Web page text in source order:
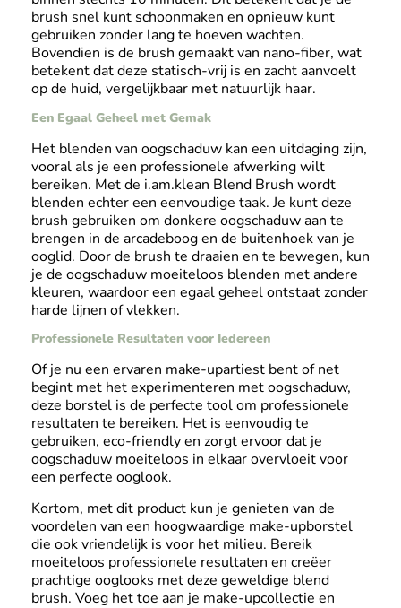
brush snel kunt schoonmaken en opnieuw kunt
gebruiken zonder lang te hoeven wachten.
Bovendien is de brush gemaakt van nano-fiber, wat
betekent dat deze statisch-vrij is en zacht aanvoelt
op de huid, vergelijkbaar met natuurlijk haar.
Een Egaal Geheel met Gemak
Het blenden van oogschaduw kan een uitdaging zijn,
vooral als je een professionele afwerking wilt
bereiken. Met de i.am.klean Blend Brush wordt
blenden echter een eenvoudige taak. Je kunt deze
brush gebruiken om donkere oogschaduw aan te
brengen in de arcadeboog en de buitenhoek van je
ooglid. Door de brush te draaien en te bewegen, kun
je de oogschaduw moeiteloos blenden met andere
kleuren, waardoor een egaal geheel ontstaat zonder
harde lijnen of vlekken.
Professionele Resultaten voor Iedereen
Of je nu een ervaren make-upartiest bent of net
begint met het experimenteren met oogschaduw,
deze borstel is de perfecte tool om professionele
resultaten te bereiken. Het is eenvoudig te
gebruiken, eco-friendly en zorgt ervoor dat je
oogschaduw moeiteloos in elkaar overvloeit voor
een perfecte ooglook.
Kortom, met dit product kun je genieten van de
voordelen van een hoogwaardige make-upborstel
die ook vriendelijk is voor het milieu. Bereik
moeiteloos professionele resultaten en creëer
prachtige ooglooks met deze geweldige blend
brush. Voeg het toe aan je make-upcollectie en